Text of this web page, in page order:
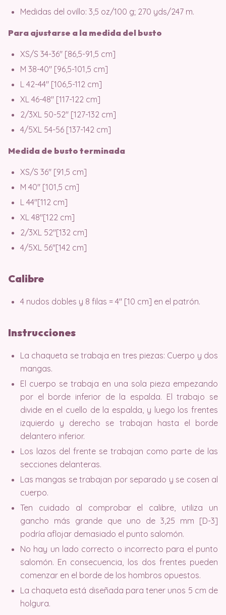
Medidas del ovillo: 3,5 oz/100 g; 270 yds/247 m.
Para ajustarse a la medida del busto
XS/S 34-36″ [86,5-91,5 cm]
M 38-40″ [96,5-101,5 cm]
L 42-44″ [106,5-112 cm]
XL 46-48″ [117-122 cm]
2/3XL 50-52″ [127-132 cm]
4/5XL 54-56 [137-142 cm]
Medida de busto terminada
XS/S 36″ [91,5 cm]
M 40″ [101,5 cm]
L 44″[112 cm]
XL 48″[122 cm]
2/3XL 52″[132 cm]
4/5XL 56″[142 cm]
Calibre
4 nudos dobles y 8 filas = 4″ [10 cm] en el patrón.
Instrucciones
La chaqueta se trabaja en tres piezas: Cuerpo y dos
mangas.
El cuerpo se trabaja en una sola pieza empezando
por el borde inferior de la espalda. El trabajo se
divide en el cuello de la espalda, y luego los frentes
izquierdo y derecho se trabajan hasta el borde
delantero inferior.
Los lazos del frente se trabajan como parte de las
secciones delanteras.
Las mangas se trabajan por separado y se cosen al
cuerpo.
Ten cuidado al comprobar el calibre, utiliza un
gancho más grande que uno de 3,25 mm [D-3]
podría aflojar demasiado el punto salomón.
No hay un lado correcto o incorrecto para el punto
salomón. En consecuencia, los dos frentes pueden
comenzar en el borde de los hombros opuestos.
La chaqueta está diseñada para tener unos 5 cm de
holgura.